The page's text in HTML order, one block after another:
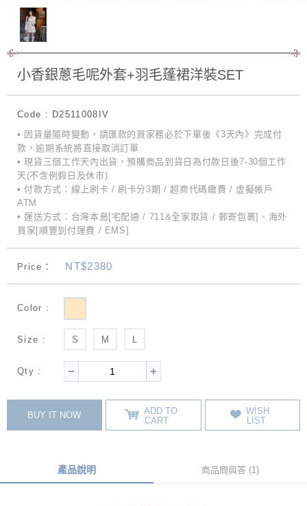
小香銀蔥毛呢外套+羽毛蓬裙洋裝SET
Code : D2511008IV
• 因貨量隨時變動，請匯款的買家務必於下單後《3天內》完成付
款，逾期系統將直接取消訂單
• 現貨三個工作天內出貨，預購商品到貨日為付款日後7-30個工作
天(不含例假日及休市)
• 付款方式：線上刷卡 / 刷卡分3期 / 超商代碼繳費 / 虛擬帳戶
ATM
• 運送方式：台灣本島[宅配通 / 711&全家取貨 / 郵寄包裹]、海外
買家[順豐到付運費 / EMS]
Price： NT$2380
Color :
Size : S M L
Qty :
BUY IT NOW
ADD TO
CART
WISH
LIST
產品說明 商品問與答 (1)